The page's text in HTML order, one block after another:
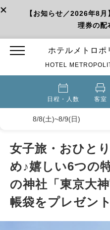
【お知らせ／2026年8
理券の配
ホテルメトロポ
HOTEL
日程・人数 客室
8/8(土)~8/9(日)
女子旅・おひと
め♪嬉しい6つの
の神社「東京大
帳袋をプレゼン